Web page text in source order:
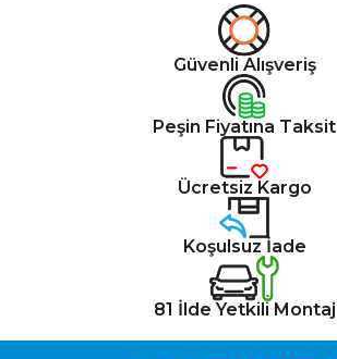
Güvenli Alışveriş
Peşin Fiyatına Taksit
Ücretsiz Kargo
Koşulsuz İade
81 İlde Yetkili Montaj